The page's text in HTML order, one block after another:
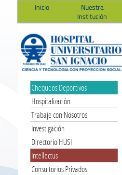
Inicio
Nuestra
Institución
Chequeos Deportivos
Hospitalización
Trabaje con Nosotros
Investigación
Directorio HUSI
Intellectus
Consultorios Privados